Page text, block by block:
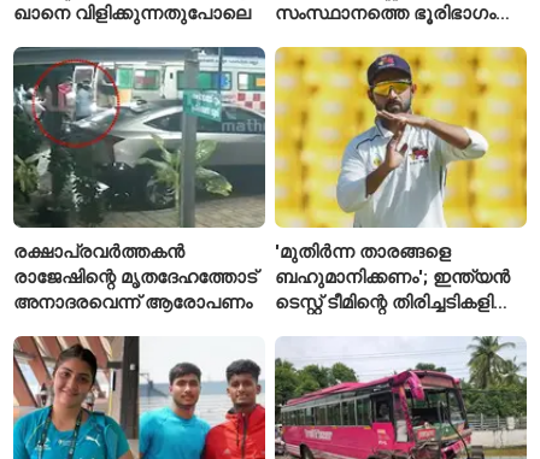
ഖാനെ വിളിക്കുന്നതുപോലെ
സംസ്ഥാനത്തെ ഭൂരിഭാഗം
എസ്‌ഐമാർക്ക്
രക്ഷാപ്രവർത്തകൻ
രാജേഷിന്റെ മൃതദേഹത്തോട്
അനാദരവെന്ന് ആരോപണം
'മുതിർന്ന താരങ്ങളെ
ബഹുമാനിക്കണം'; ഇന്ത്യൻ
ടെസ്റ്റ് ടീമിന്റെ തിരിച്ചടികളിൽ
രഹാനെ